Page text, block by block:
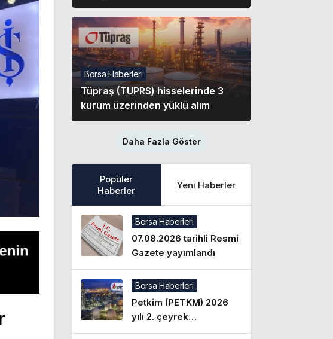
Borsa Haberleri
Tüpraş (TUPRS) hisselerinde 3
kurum üzerinden yüklü alım
Daha Fazla Göster
Popüler
Haberler
Yeni Haberler
Borsa Haberleri
07.08.2026 tarihli Resmi
Gazete yayımlandı
Borsa Haberleri
Petkim (PETKM) 2026
yılı 2. çeyrek
bilançosunu açıkladı!